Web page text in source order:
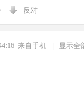
反对
来自手机 显示全
文